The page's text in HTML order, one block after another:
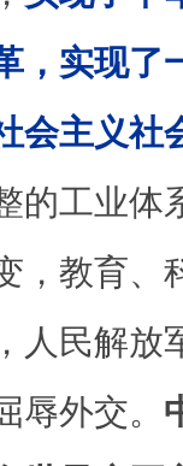
，实现了
会主义社
的工业体
，教育、
人民解放
辱外交。